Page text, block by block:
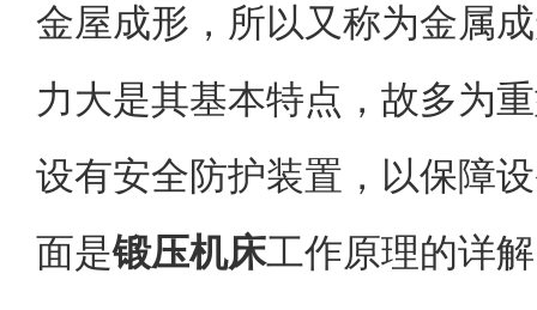
金屋成形，所以又称为金属
力大是其基本特点，故多为
设有安全防护装置，以保障
面是锻压机床工作原理的详